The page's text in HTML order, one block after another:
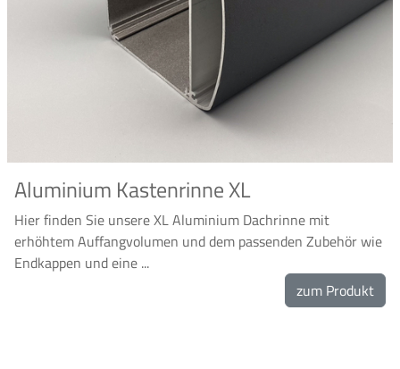
Aluminium Kastenrinne XL
Hier finden Sie unsere XL Aluminium Dachrinne mit
erhöhtem Auffangvolumen und dem passenden Zubehör wie
Endkappen und eine ...
zum Produkt